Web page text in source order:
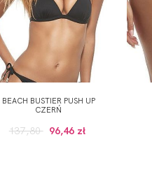
BEACH BUSTIER PUSH UP
CZERŃ
137,80 96,46 zł